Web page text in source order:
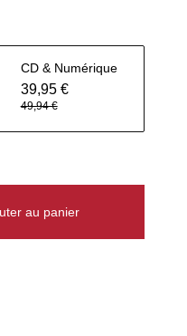
CD & Numérique
39,95 €
49,94 €
au panier